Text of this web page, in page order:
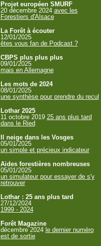
Projet européen SMURF
20 décembre 2024 avec les
Forestiers d'Alsace
La Forêt à écouter
12/01/2025
êtes vous fan de Podcast ?
CBPS plus plus plus
09/01/2025
mais en Allemagne
Les mots de 2024
08/01/2025
une synthèse pour prendre du recul
Lothar 2025
11 octobre 2019 25 ans plus tard
dans le Ried
Il neige dans les Vosges
05/01/2025
un simple et précieux indicateur
Aides forestières nombreuses
05/01/2025
un simulateur pour essayer de s'y
retrouver
Lothar : 25 ans plus tard
27/12/2024
1999 - 2024
Forêt Magazine
décembre 2024 le dernier numéro
est de sortie